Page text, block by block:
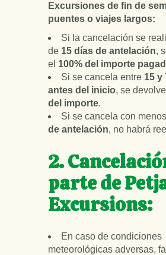
Excursiones de fin de
puentes o viajes largos:
Si la cancelación se
de 15 días de antelación,
el 100% del importe
Si se cancela entre 15 y
antes del inicio, se
del importe.
Si se cancela con
de antelación, no habrá
2.
parte de
Excursions:
En caso de condiciones
meteorológicas adversas,